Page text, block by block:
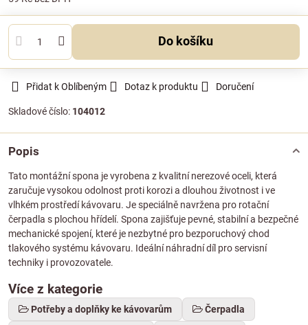
Do košíku
Přidat k Oblíbeným Dotaz k produktu Doručení
Skladové číslo: 104012
Popis
Tato montážní spona je vyrobena z kvalitní nerezové oceli, která
zaručuje vysokou odolnost proti korozi a dlouhou životnost i ve
vlhkém prostředí kávovaru. Je speciálně navržena pro rotační
čerpadla s plochou hřídelí. Spona zajišťuje pevné, stabilní a bezpečné
mechanické spojení, které je nezbytné pro bezporuchový chod
tlakového systému kávovaru. Ideální náhradní díl pro servisní
techniky i provozovatele.
Více z kategorie
Potřeby a doplňky ke kávovarům Čerpadla